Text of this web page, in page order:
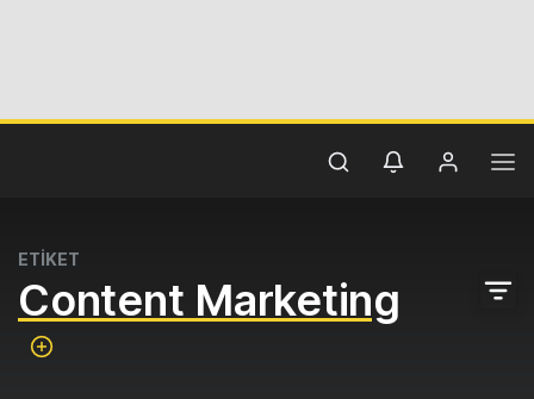
ETİKET
Content Marketing